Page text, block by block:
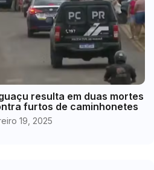
resulta em duas mortes
furtos de caminhonetes
19, 2025